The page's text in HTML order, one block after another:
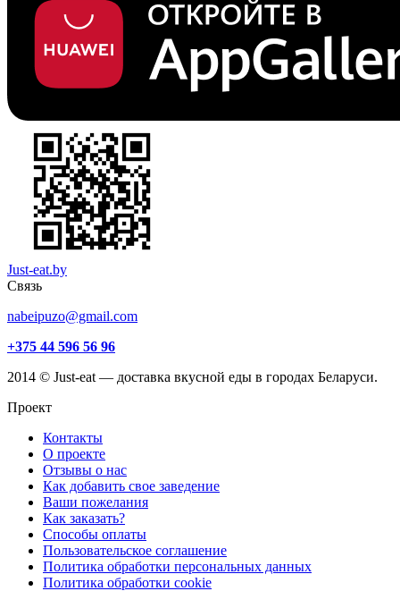
Just-eat.by
Связь
nabeipuzo@gmail.com
+375 44 596 56 96
2014 © Just-eat — доставка вкусной еды в городах Беларуси.
Проект
Контакты
О проекте
Отзывы о нас
Как добавить свое заведение
Ваши пожелания
Как заказать?
Способы оплаты
Пользовательское соглашение
Политика обработки персональных данных
Политика обработки cookie